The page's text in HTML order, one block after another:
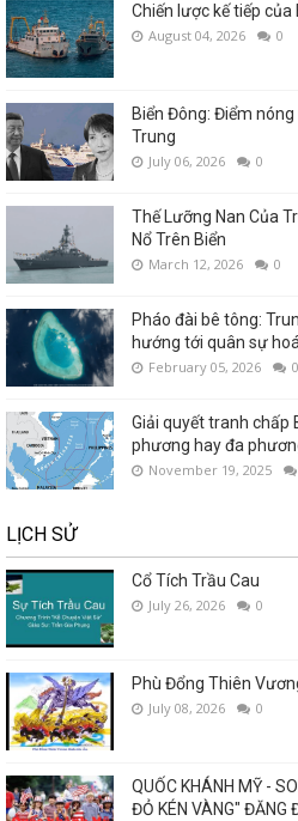
Chiến lược kế tiếp của
August 04, 2026 0
Biển Đông: Điểm
Trung
July 06, 2026 0
Thế Lưỡng Nan Của
Nổ Trên Biển
March 12, 2026 0
Pháo đài bê tông:
hướng tới quân sự
February 05, 2026 0
Giải quyết tranh chấp
phương hay đa
November 19, 2025
LỊCH SỬ
Cổ Tích Trầu Cau
July 26, 2026 0
Phù Đổng Thiên
July 08, 2026 0
QUỐC KHÁNH MỸ -
ĐỎ KÉN VÀNG" ĐĂNG